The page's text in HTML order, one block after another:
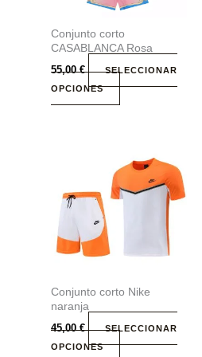
Conjunto corto
CASABLANCA Rosa
55,00€
SELECCIONAR
OPCIONES
pueden
elegir
en
la
página
Conjunto corto Nike
naranja
45,00€
SELECCIONAR
OPCIONES
producto
tiene
múltiples
opciones
pueden
elegir
en
la